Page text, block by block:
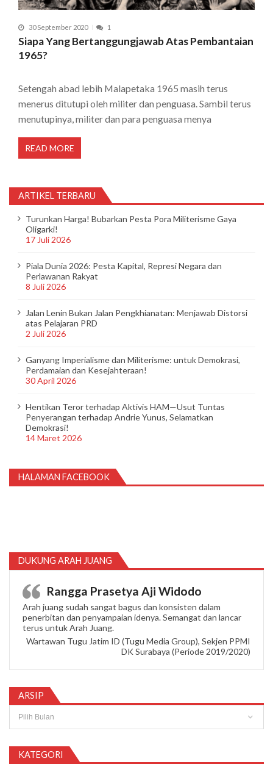
30 September 2020 1
Siapa Yang Bertanggungjawab Atas Pembantaian
1965?
Setengah abad lebih Malapetaka 1965 masih terus
menerus ditutupi oleh militer dan penguasa. Sambil terus
menutupinya, militer dan para penguasa menya
READ MORE
ARTIKEL TERBARU
Turunkan Harga! Bubarkan Pesta Pora Militerisme Gaya
Oligarki!
17 Juli 2026
Piala Dunia 2026: Pesta Kapital, Represi Negara dan
Perlawanan Rakyat
8 Juli 2026
Jalan Lenin Bukan Jalan Pengkhianatan: Menjawab Distorsi
atas Pelajaran PRD
2 Juli 2026
Ganyang Imperialisme dan Militerisme: untuk Demokrasi,
Perdamaian dan Kesejahteraan!
30 April 2026
Hentikan Teror terhadap Aktivis HAM—Usut Tuntas
Penyerangan terhadap Andrie Yunus, Selamatkan
Demokrasi!
14 Maret 2026
HALAMAN FACEBOOK
DUKUNG ARAH JUANG
Rangga Prasetya Aji Widodo
Arah juang sudah sangat bagus dan konsisten dalam
penerbitan dan penyampaian idenya. Semangat dan lancar
terus untuk Arah Juang.
Wartawan Tugu Jatim ID (Tugu Media Group), Sekjen PPMI
DK Surabaya (Periode 2019/2020)
ARSIP
KATEGORI